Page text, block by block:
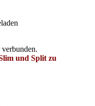
und Split zu